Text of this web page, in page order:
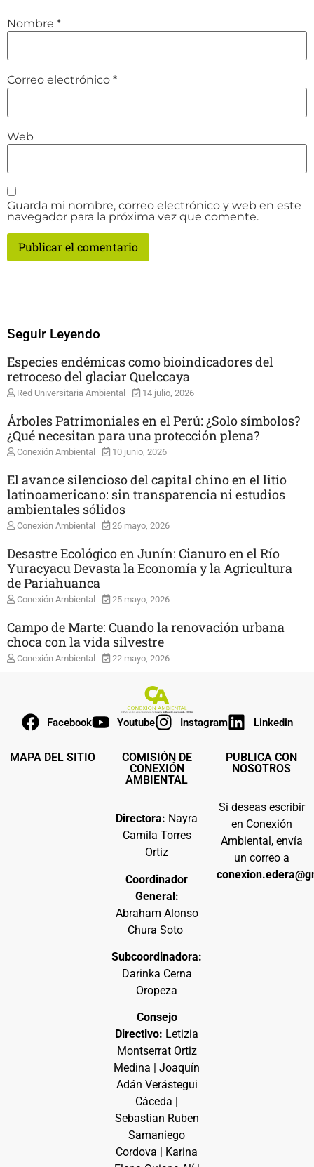
Nombre *
Correo electrónico *
Web
Guarda mi nombre, correo electrónico y web en este
navegador para la próxima vez que comente.
Seguir Leyendo
Especies endémicas como bioindicadores del
retroceso del glaciar Quelccaya
Red Universitaria Ambiental 14 julio, 2026
Árboles Patrimoniales en el Perú: ¿Solo símbolos?
¿Qué necesitan para una protección plena?
Conexión Ambiental 10 junio, 2026
El avance silencioso del capital chino en el litio
latinoamericano: sin transparencia ni estudios
ambientales sólidos
Conexión Ambiental 26 mayo, 2026
Desastre Ecológico en Junín: Cianuro en el Río
Yuracyacu Devasta la Economía y la Agricultura
de Pariahuanca
Conexión Ambiental 25 mayo, 2026
Campo de Marte: Cuando la renovación urbana
choca con la vida silvestre
Conexión Ambiental 22 mayo, 2026
Facebook Youtube Instagram Linkedin
MAPA DEL SITIO
COMISIÓN DE
CONEXIÓN
AMBIENTAL
Directora: Nayra
Camila Torres
Ortiz
Coordinador
General:
Abraham Alonso
Chura Soto
Subcoordinadora:
Darinka Cerna
Oropeza
Consejo
Directivo: Letizia
Montserrat Ortiz
Medina | Joaquín
Adán Verástegui
Cáceda |
Sebastian Ruben
Samaniego
Cordova | Karina
PUBLICA CON
NOSOTROS
Si deseas escribir
en Conexión
Ambiental, envía
un correo a